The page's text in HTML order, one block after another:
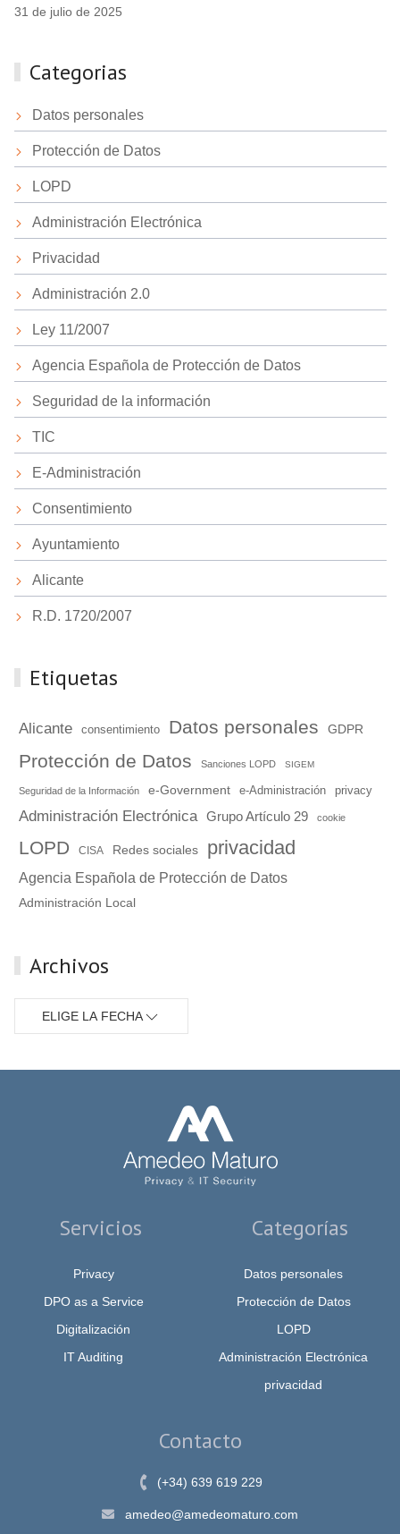
31 de julio de 2025
Categorias
Datos personales
Protección de Datos
LOPD
Administración Electrónica
Privacidad
Administración 2.0
Ley 11/2007
Agencia Española de Protección de Datos
Seguridad de la información
TIC
E-Administración
Consentimiento
Ayuntamiento
Alicante
R.D. 1720/2007
Etiquetas
Alicante consentimiento Datos personales GDPR
Protección de Datos Sanciones LOPD SIGEM
Seguridad de la Información e-Government e-Administración privacy
Administración Electrónica Grupo Artículo 29 cookie
LOPD CISA Redes sociales privacidad
Agencia Española de Protección de Datos
Administración Local
Archivos
ELIGE LA FECHA
Servicios
Privacy
DPO as a Service
Digitalización
IT Auditing
Categorías
Datos personales
Protección de Datos
LOPD
Administración Electrónica
privacidad
Contacto
(+34) 639 619 229
amedeo@amedeomaturo.com